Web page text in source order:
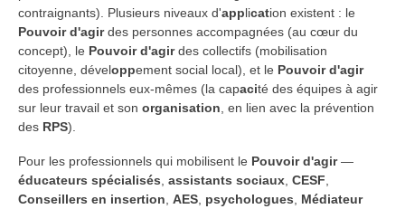
contraignants). Plusieurs niveaux d'application existent : le
Pouvoir d'agirdes personnes accompagnées (au cœur du
concept), le Pouvoir d'agirdes collectifs (mobilisation
citoyenne, développement social local), et le Pouvoir d'agir
des professionnels eux-mêmes (la capacité des équipes à agir
sur leur travail et son organisation , en lien avec la prévention
des RPS).
Pour les professionnels qui mobilisent le Pouvoir d'agir—
éducateurs spécialisés assistants sociaux CESF
Conseillers en insertion AES psychologues
Médiateur